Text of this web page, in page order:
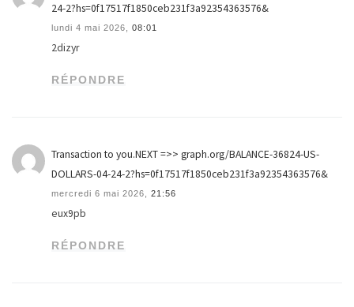
24-2?hs=0f17517f1850ceb231f3a92354363576&
lundi 4 mai 2026, 08:01
2dizyr
RÉPONDRE
Transaction to you.NEXT =>> graph.org/BALANCE-36824-US-
DOLLARS-04-24-2?hs=0f17517f1850ceb231f3a92354363576&
mercredi 6 mai 2026, 21:56
eux9pb
RÉPONDRE